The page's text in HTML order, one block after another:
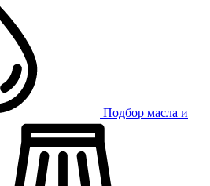
Подбор масла и